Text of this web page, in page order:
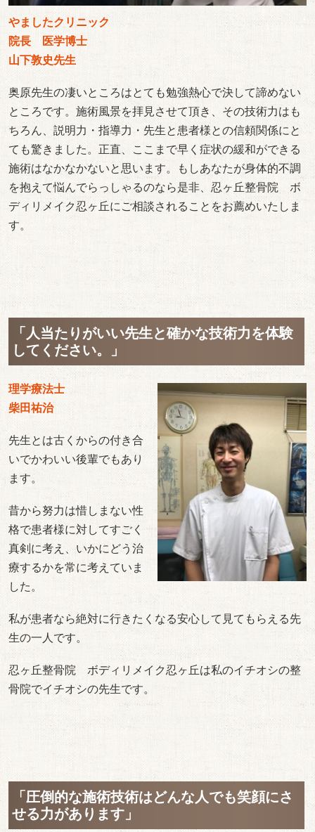
やましたクリニック
院長 医学博士
山下敦史先生
奥原先生の凄いところはとても勉強熱心で決して諦めない
ところです。施術風景を拝見させて頂き、その技術力はも
ちろん、説明力・指導力・先生と患者様との信頼関係にと
ても驚きました。正直、ここまで早く症状の緩和ができる
施術はなかなかないと思います。もしあなたが身体的不調
を抱えて悩んでらっしゃるのなら是非、忍ヶ丘整骨院 ボ
ディリメイク忍ヶ丘にご相談されることをお薦めいたしま
す。
「人当たりがいい先生と確かな技術力を体験
してください。」
理学療法士
柴田祐治
先生とは古くからの付き合
いでかわいい後輩でもあり
ます。
昔から努力は惜しまない性
格で患者様に対してすごく
真剣に考え、いかにどう治
療するかを常に考えていま
した。
私が患者なら絶対に行きたくなる安心して見てもらえる先
生の一人です。
忍ヶ丘整骨院 ボディリメイク忍ヶ丘は私のイチオシの整
骨院でイチオシの先生です。
「圧倒的な施術技術はどんな人でも笑顔にさ
せる力があります」